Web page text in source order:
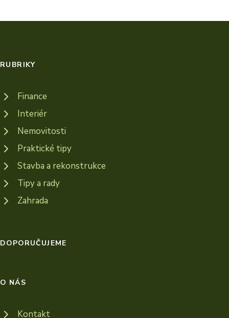
RUBRIKY
Finance
Interiér
Nemovitosti
Praktické tipy
Stavba a rekonstrukce
Tipy a rady
Zahrada
DOPORUČUJEME
O NÁS
Kontakt